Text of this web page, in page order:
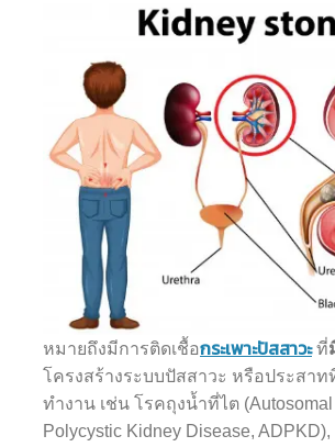
หมายถึงมีการติดเชื้อกระเพาะปัสสาวะที่
โครงสร้างระบบปัสสาวะ หรือประสา
ทำงาน เช่น โรคถุงน้ำที่ไต
Polycystic Kidney Disease, ADPKD),